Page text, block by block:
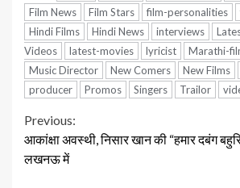
Film News
Film Stars film-personalities
Hindi Films
Hindi News interviews
Videos
latest-movies lyricist Marathi-
Music Director
New Comers New Films
producer
Promos Singers Trailor
Continue
Reading
Previous:
आकांक्षा अवस्थी, निसार खान की “हमार दबंग
लखनऊ में